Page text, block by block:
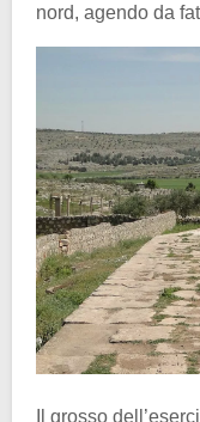
nord, agendo da
Il grosso